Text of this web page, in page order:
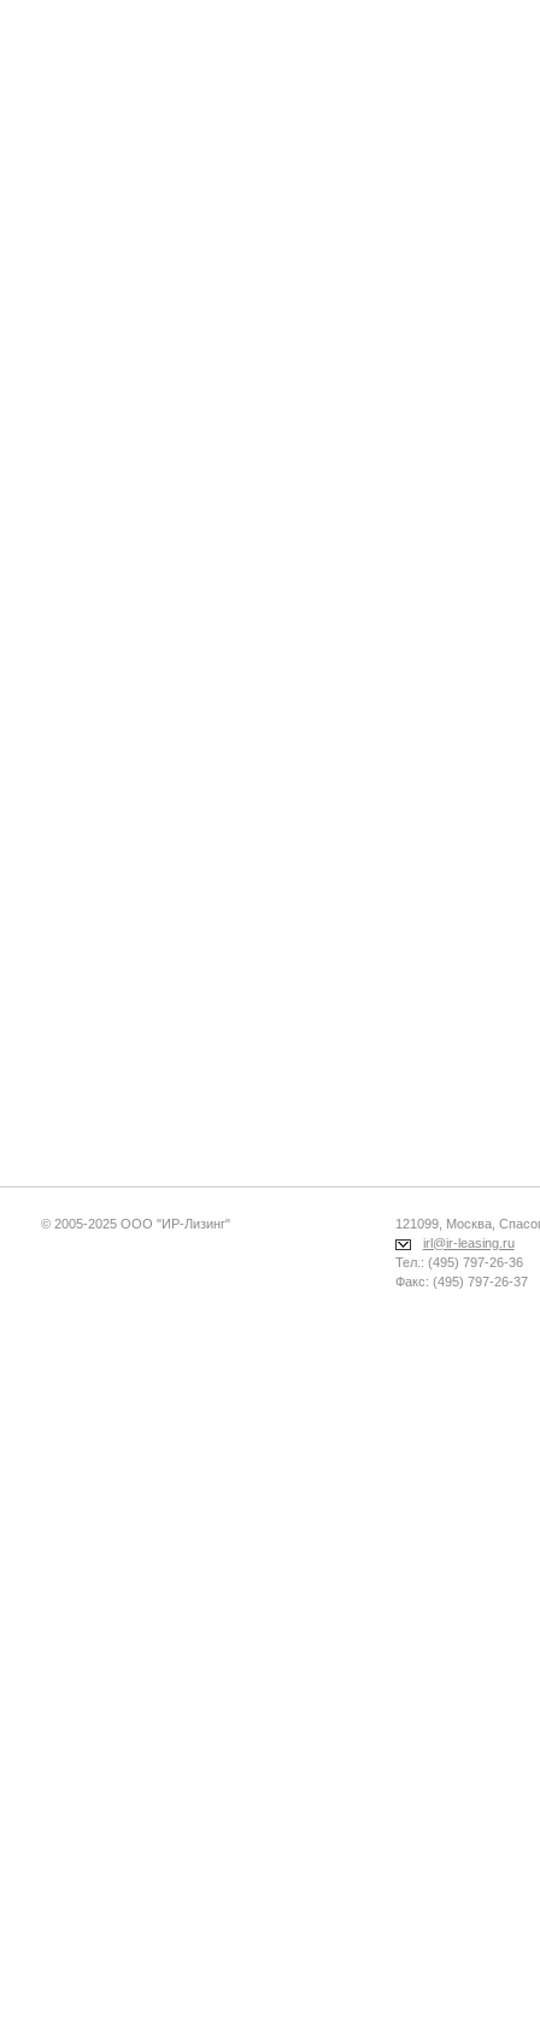
© 2005-2025 ООО "ИР-Лизинг"
121099, Москва,
irl@ir-leasing.ru
Тел.: (495) 797-26-36
Факс: (495) 797-26-37